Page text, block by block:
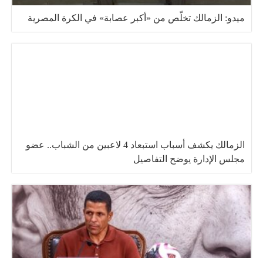
ميدو: الزمالك تخلّص من «أكبر عصابة» في الكرة المصرية
الزمالك يكشف أسباب استبعاد 4 لاعبين من الشباب.. عضو
مجلس الإدارة يوضح التفاصيل